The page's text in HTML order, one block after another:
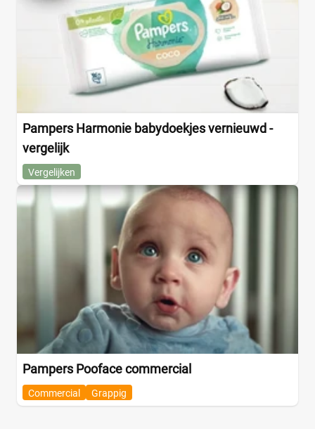
Pampers Harmonie babydoekjes vernieuwd -
vergelijk
Vergelijken
Pampers Pooface commercial
Commercial Grappig